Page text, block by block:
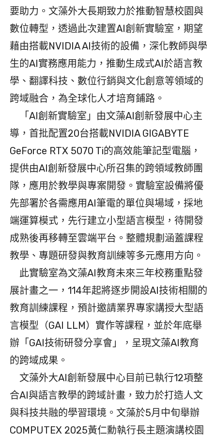
要助力。文藻外大長期致力於推動智慧校園與
數位轉型，透過此次建置AI創新實驗室，期望
藉由搭載NVIDIA AI技術的設備，深化教師與學
生的AI實務應用能力，推動生成式AI於語言教
學、翻譯科技、數位行銷與文化創意等領域的
跨域融合，為全球化人才培育鋪路。
「AI創新實驗室」由文藻AI創新發展中心主
導，首批配置20台搭載NVIDIA GIGABYTE
GeForce RTX 5070 Ti的高效能筆記型電腦，
提供由AI創新發展中心所召集的跨領域教師團
隊，應用於教學與專案開發。實驗室設備將優
先部署於各需應用AI筆電的單位與場域，採地
端運算模式，先行建立小型語言模型，待開發
成熟後再移轉至雲端平台。整體規劃涵蓋課程
教學、專題研發與教育訓練等多元應用方向。
此實驗室為文藻AI教育未來三年校務重點發
展計畫之一，114年起將逐步開設AI技術相關的
教育訓練課程，預計邀請業界專家講授大型語
言模型（GAI LLM）實作等課程，並於年底舉
辦「GAI技術研發分享會」，呈現文藻AI教育
的跨域成果。
文藻外大AI創新發展中心目前已執行12項整
合AI與語言教學的跨域計畫，致力於打造人文
與科技共融的學習環境。文藻於5月中旬舉辦
COMPUTEX 2025黃仁勳執行長主題演講校園